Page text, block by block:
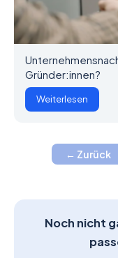
Gründer:innen?
Weiterlesen
← Zurück
Noch nicht